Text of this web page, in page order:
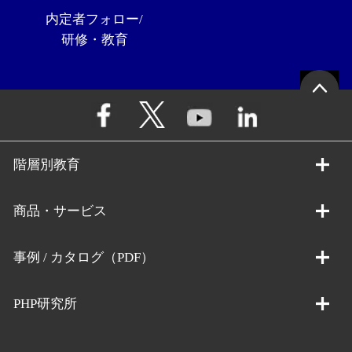
内定者フォロー/
研修・教育
階層別教育
商品・サービス
事例 / カタログ（PDF）
PHP研究所